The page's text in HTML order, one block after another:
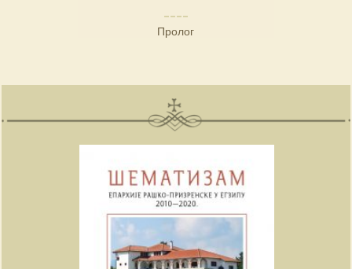
Пролог